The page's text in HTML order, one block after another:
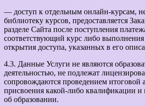
— доступ к отдельным онлайн-курсам,
библиотеку курсов, предоставляется
разделе Сайта после поступления
соответствующий курс либо
открытия доступа, указанных в его
4.3. Данные Услуги не являются
деятельностью, не подлежат
сопровождаются проведением итоговой
присвоения какой-либо квалификации и
об образовании.